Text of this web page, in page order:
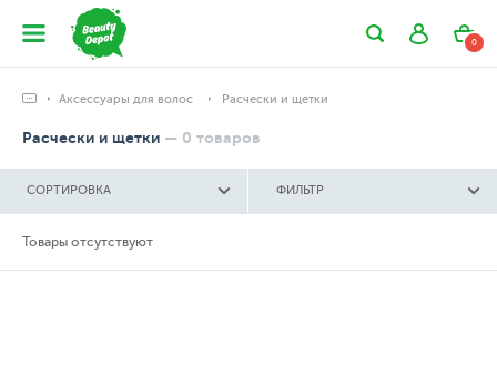
0
Аксессуары для волос Расчески и щетки
Расчески и щетки — 0 товаров
СОРТИРОВКА ФИЛЬТР
Товары отсутствуют